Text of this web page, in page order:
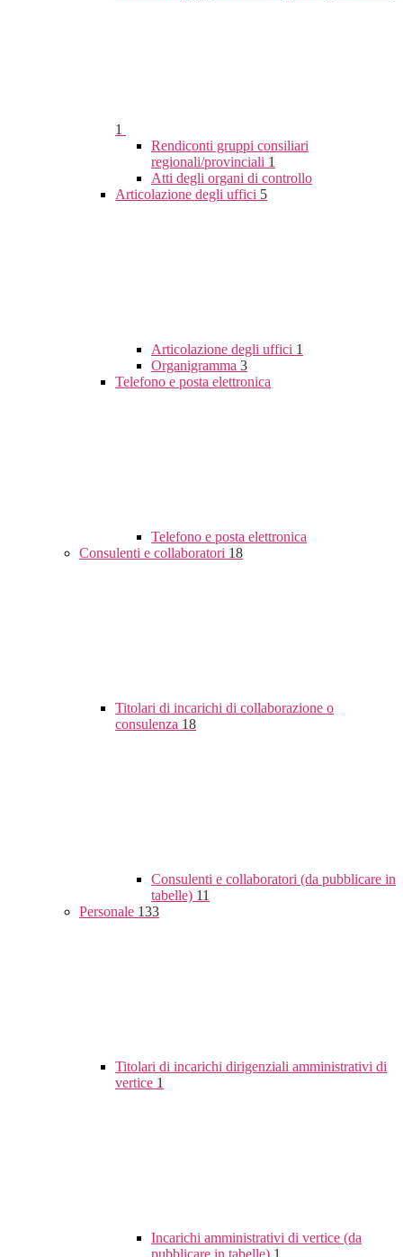
1
Rendiconti gruppi consiliari
regionali/provinciali 1
Atti degli organi di controllo
Articolazione degli uffici 5
Articolazione degli uffici 1
Organigramma 3
Telefono e posta elettronica
Telefono e posta elettronica
Consulenti e collaboratori 18
Titolari di incarichi di collaborazione o
consulenza 18
Consulenti e collaboratori (da pubblicare in
tabelle) 11
Personale 133
Titolari di incarichi dirigenziali amministrativi di
vertice 1
Incarichi amministrativi di vertice (da